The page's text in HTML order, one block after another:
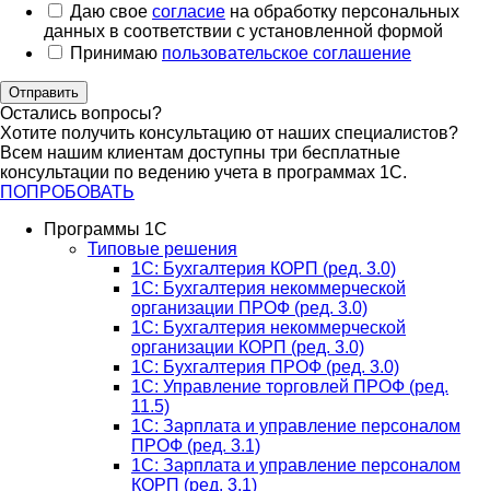
Даю свое согласие на обработку персональных
данных в соответствии с установленной формой
Принимаю пользовательское соглашение
Отправить
Остались вопросы?
Хотите получить консультацию от наших специалистов?
Всем нашим клиентам доступны три бесплатные
консультации по ведению учета в программах 1С.
ПОПРОБОВАТЬ
Программы 1С
Типовые решения
1C: Бухгалтерия КОРП (ред. 3.0)
1С: Бухгалтерия некоммерческой
организации ПРОФ (ред. 3.0)
1С: Бухгалтерия некоммерческой
организации КОРП (ред. 3.0)
1C: Бухгалтерия ПРОФ (ред. 3.0)
1C: Управление торговлей ПРОФ (ред.
11.5)
1C: Зарплата и управление персоналом
ПРОФ (ред. 3.1)
1C: Зарплата и управление персоналом
КОРП (ред. 3.1)